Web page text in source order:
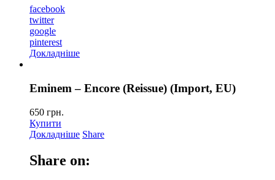
facebook
twitter
google
pinterest
Докладніше
Eminem – Encore (Reissue) (Import, EU)
650 грн.
Купити
Докладніше Share
Share on: